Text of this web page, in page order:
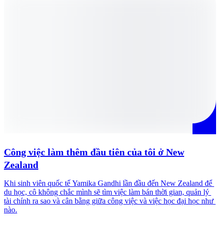
Công việc làm thêm đầu tiên của tôi ở New
Zealand
Khi sinh viên quốc tế Yamika Gandhi lần đầu đến New Zealand để
du học, cô không chắc mình sẽ tìm việc làm bán thời gian, quản lý
tài chính ra sao và cân bằng giữa công việc và việc học đại học như
nào.